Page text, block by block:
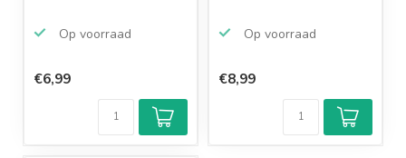
Op voorraad
€6,99
Op voorraad
€8,99